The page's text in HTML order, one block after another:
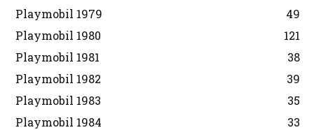
Playmobil 1979
49
Playmobil 1980
121
Playmobil 1981
38
Playmobil 1982
39
Playmobil 1983
35
Playmobil 1984
33